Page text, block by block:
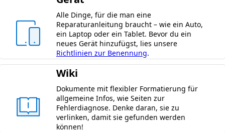
Alle Dinge, für die man eine
Reparaturanleitung braucht – wie ein Auto,
ein Laptop oder ein Tablet. Bevor du ein
neues Gerät hinzufügst, lies unsere
Richtlinien zur Benennung.
Wiki
Dokumente mit flexibler Formatierung für
allgemeine Infos, wie Seiten zur
Fehlerdiagnose. Denke daran, sie zu
verlinken, damit sie gefunden werden
können!